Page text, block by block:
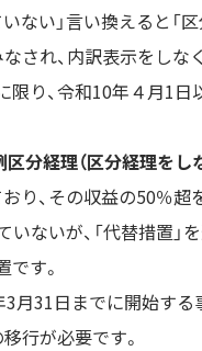
ない」言い換えると「
され、内訳表示をし
り、令和10年４月1
分経理（区分経理をし
り、その収益の50％
いないが、「代替措置
す。
月31日までに開始す
移行が必要です。